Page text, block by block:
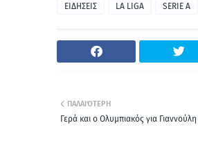
ΕΙΔΗΣΕΙΣ LA LIGA SERIE A
ΠΑΛΑΙΌΤΕΡΗ
Γερά και ο Ολυμπιακός για Γιαννούλη